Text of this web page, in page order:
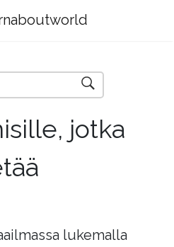
jotka
lukemalla